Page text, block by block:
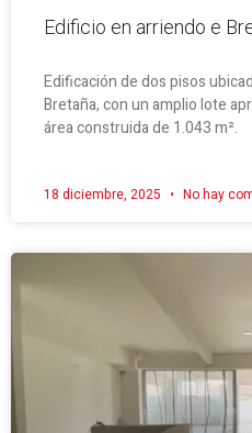
Edificio en arriendo e
Edificación de dos pisos
Bretaña, con un amplio lote
área construida de 1.043 m².
18 diciembre, 2025 No hay